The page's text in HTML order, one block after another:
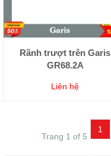
Rãnh trượt trên Garis
GR68.2A
Liên hệ
Trang 1 of 5
1